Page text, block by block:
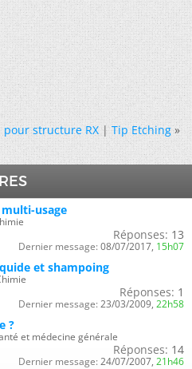
structure RX|Tip Etching »
usage
Réponses: 13
Dernier message: 08/07/2017, 15h07
et shampoing
Réponses: 1
Dernier message: 23/03/2009, 22h58
?
et médecine générale
Réponses: 14
Dernier message: 24/07/2007, 21h46